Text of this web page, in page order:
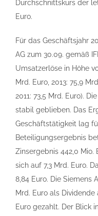
Durchschnittskurs der
Euro.
Für das Geschäftsjahr
AG zum 30.09. gemäß
Umsatzerlöse in Höhe
Mrd. Euro, 2013: 75,9
2011: 73,5 Mrd. Euro).
stabil geblieben. Das
Geschäftstätigkeit lag
Beteiligungsergebnis
Zinsergebnis 442,0 Mio.
sich auf 7,3 Mrd. Euro.
8,84 Euro. Die Siemens
Mrd. Euro als
Euro gezahlt. Der Blick